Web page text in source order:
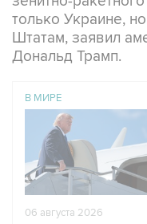
только Украине,
Штатам, заявил
Дональд Трамп.
В МИРЕ
06 августа 2026